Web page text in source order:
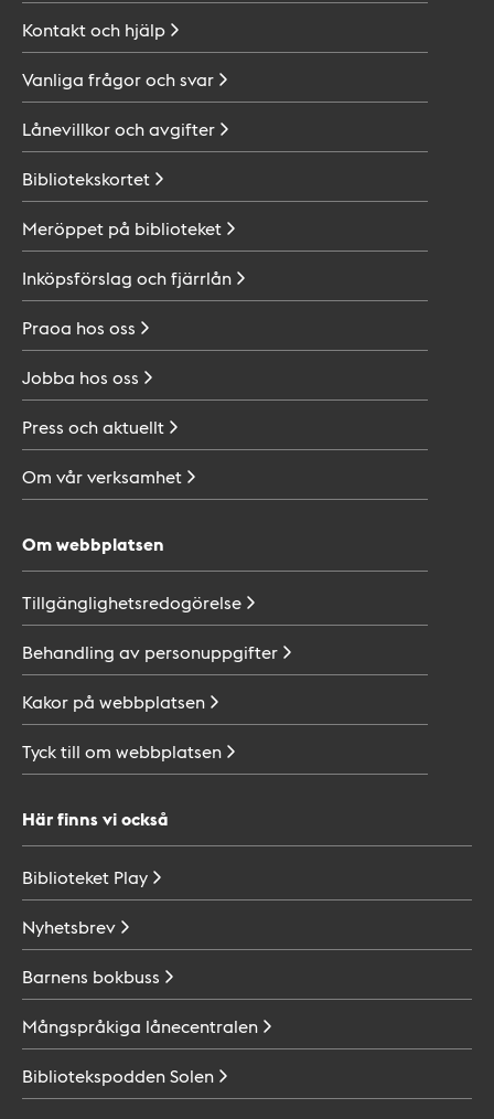
Kontakt och hjälp
Vanliga frågor ochsvar
Lånevillkor ochavgifter
Bibliotekskortet
Meröppet på biblioteket
Inköpsförslag ochfjärrlån
Praoa hos oss
Jobba hos oss
Press ochaktuellt
Om vårverksamhet
Om webbplatsen
Tillgänglighetsredogörelse
Behandling av personuppgifter
Kakor på webbplatsen
Tyck till om webbplatsen
Här finns vi också
Biblioteket Play
Nyhetsbrev
Barnens bokbuss
Mångspråkiga lånecentralen
BibliotekspoddenSolen